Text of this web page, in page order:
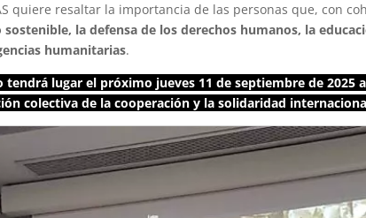
quiere resaltar la importancia de las personas que, con
la defensa de los derechos humanos, la
humanitarias.
tendrá lugar el próximo jueves 11 de septiembre de
colectiva de la cooperación y la solidaridad